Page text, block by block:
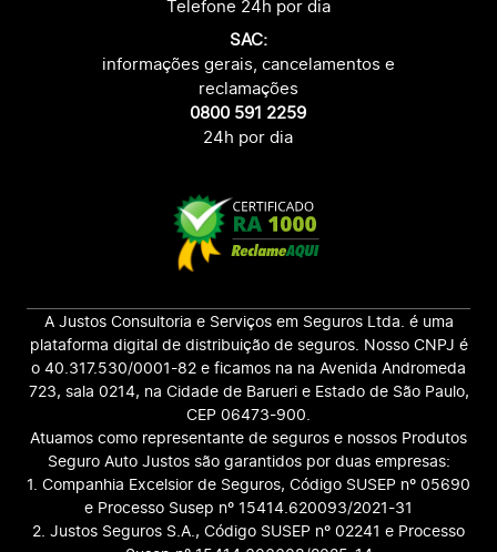
Telefone 24h por dia
SAC:
informações gerais, cancelamentos e
reclamações
0800 591 2259
24h por dia
A Justos Consultoria e Serviços em Seguros Ltda. é uma
plataforma digital de distribuição de seguros. Nosso CNPJ é
o 40.317.530/0001-82 e ficamos na na Avenida Andromeda
723, sala 0214, na Cidade de Barueri e Estado de São Paulo,
CEP 06473-900.
Atuamos como representante de seguros e nossos Produtos
Seguro Auto Justos são garantidos por duas empresas:
1. Companhia Excelsior de Seguros, Código SUSEP nº 05690
e Processo Susep nº 15414.620093/2021-31
2. Justos Seguros S.A., Código SUSEP nº 02241 e Processo